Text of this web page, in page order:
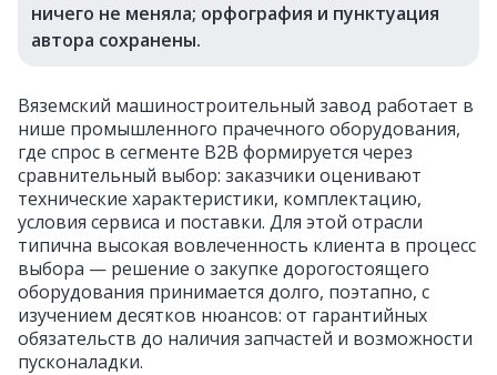
ничего не меняла; орфография и пунктуация
автора сохранены.
Вяземский машиностроительный завод работает в
нише промышленного прачечного оборудования,
где спрос в сегменте B2B формируется через
сравнительный выбор: заказчики оценивают
технические характеристики, комплектацию,
условия сервиса и поставки. Для этой отрасли
типична высокая вовлеченность клиента в процесс
выбора — решение о закупке дорогостоящего
оборудования принимается долго, поэтапно, с
изучением десятков нюансов: от гарантийных
обязательств до наличия запчастей и возможности
пусконаладки.